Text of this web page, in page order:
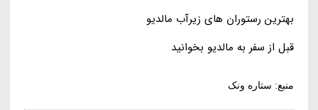
بهترین رستوران های زیرآب مالدیو
قبل از سفر به مالدیو بخوانید
منبع: ستاره ونک